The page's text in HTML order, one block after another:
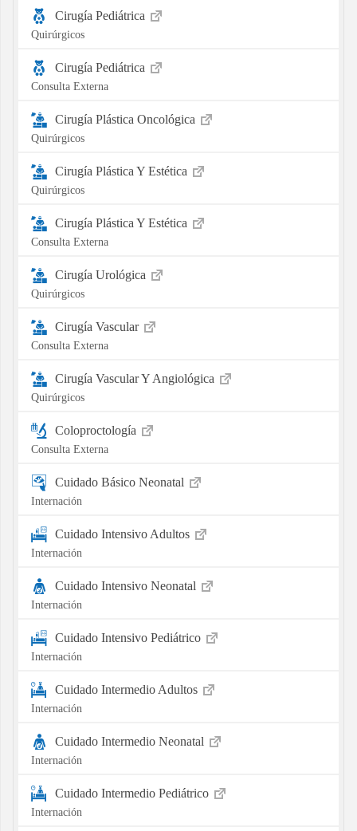
Cirugía Pediátrica
Quirúrgicos
Cirugía Pediátrica
Consulta Externa
Cirugía Plástica Oncológica
Quirúrgicos
Cirugía Plástica Y Estética
Quirúrgicos
Cirugía Plástica Y Estética
Consulta Externa
Cirugía Urológica
Quirúrgicos
Cirugía Vascular
Consulta Externa
Cirugía Vascular Y Angiológica
Quirúrgicos
Coloproctología
Consulta Externa
Cuidado Básico Neonatal
Internación
Cuidado Intensivo Adultos
Internación
Cuidado Intensivo Neonatal
Internación
Cuidado Intensivo Pediátrico
Internación
Cuidado Intermedio Adultos
Internación
Cuidado Intermedio Neonatal
Internación
Cuidado Intermedio Pediátrico
Internación